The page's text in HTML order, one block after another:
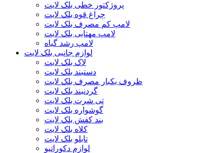
پروژکتور خطی بلک لایت
چراغ قوه بلک لایت
لامپ کم مصرف بلک لایت
لامپ مهتابی بلک لایت
لامپ رشد گیاه
لوازم جانبی بلک لایت
لاک بلک لایت
دستبند بلک لایت
ظروف یکبار مصرف بلک لایت
گردنبند بلک لایت
تی شرت بلک لایت
گوشواره بلک لایت
بند کفش بلک لایت
کلاه بلک لایت
تابلو بلک لایت
لوازم دکوراتیو